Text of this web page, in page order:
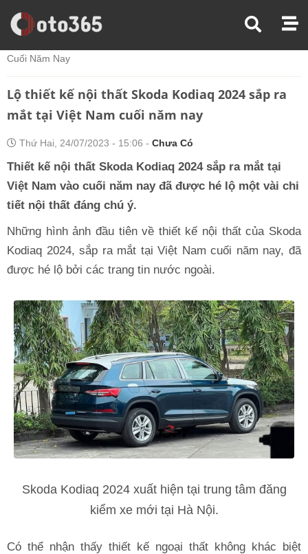
Trang Chủ
Tin Xe
Cuối Năm Nay
Lộ thiết kế nội thất Skoda Kodiaq 2024 sắp ra
mắt tại Việt Nam cuối năm nay
Thứ Hai, 24/07/2023 - 15:06 - Chưa Có
Thiết kế nội thất Skoda Kodiaq 2024 sắp ra mắt tại
Việt Nam vào cuối năm nay đã được hé lộ một vài chi
tiết nội thất đáng chú ý.
Những hình ảnh đầu tiên về thiết kế nội thất của Skoda
Kodiaq 2024, sắp ra mắt tại Việt Nam cuối năm nay, đã
được hé lộ bởi các trang tin nước ngoài.
Skoda Kodiaq 2024 xuất hiện tại trung tâm đăng
kiểm xe mới tại Hà Nội.
Có thể nhận thấy thiết kế ngoại thất không khác biệt